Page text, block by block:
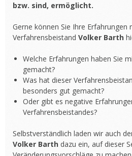
bzw. sind, ermöglicht.
Gerne können Sie Ihre Erfahrungen
Verfahrensbeistand Volker Barth
Welche Erfahrungen haben Sie
gemacht?
Was hat dieser
besonders gut gemacht?
Oder gibt es negative
Verfahrensbeistandes?
Selbstverständlich laden wir auch
Volker Barth dazu ein, auf dieser